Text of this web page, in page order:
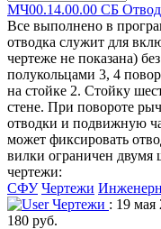
МЧ00.14.00.00 СБ
Все выполнено в
отводка служит для
чертеже не показана)
полукольцами 3, 4
на стойке 2. Стойку
стене. При повороте
отводки и подвижную
может фиксировать
вилки ограничен двумя
чертежи:
СФУ Чертежи
Чертежи : 19 мая
180 руб.